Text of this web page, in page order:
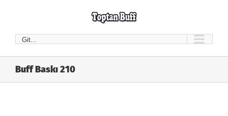
Git...
Buff Baskı 210